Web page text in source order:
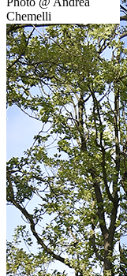
Chemelli